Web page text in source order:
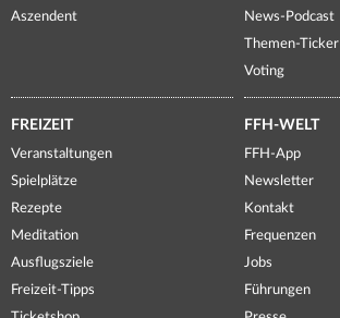
Aszendent
News-Podcast
Themen-Ticker
Voting
FREIZEIT
Veranstaltungen
Spielplätze
Rezepte
Meditation
Ausflugsziele
Freizeit-Tipps
FFH-WELT
FFH-App
Newsletter
Kontakt
Frequenzen
Jobs
Führungen